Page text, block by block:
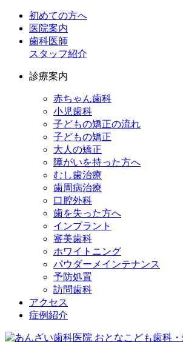
初めての方へ
医院案内
歯科医師
スタッフ紹介
診療案内
赤ちゃん歯科
小児歯科
子どもの矯正の流れ
子どもの矯正
大人の矯正
障がいを持った方へ
むし歯治療
歯周病治療
口腔外科
歯を失った方へ
インプラント
審美歯科
ホワイトニング
パウダーメインテナンス
予防処置
訪問歯科
アクセス
症例紹介